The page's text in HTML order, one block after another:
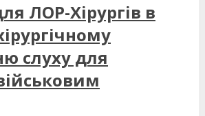
ЛОР-Хірургів в
слуху для